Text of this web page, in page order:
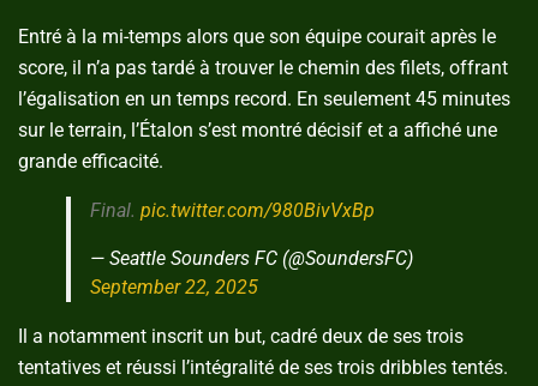
Entré à la mi-temps alors que son équipe courait après le
score, il n’a pas tardé à trouver le chemin des filets, offrant
l’égalisation en un temps record. En seulement 45 minutes
sur le terrain, l’Étalon s’est montré décisif et a affiché une
grande efficacité.
Final. pic.twitter.com/980BivVxBp
— Seattle Sounders FC (@SoundersFC)
September 22, 2025
Il a notamment inscrit un but, cadré deux de ses trois
tentatives et réussi l’intégralité de ses trois dribbles tentés.